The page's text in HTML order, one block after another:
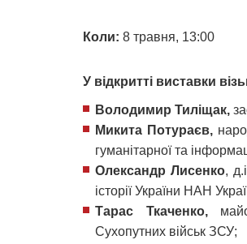
Коли: 8 травня, 13:00
У відкритті виставки
Володимир Тиліщак,
Микита Потураєв,
гуманітарної та
Олександр Лисенко,
історії України НАН
Тарас Ткаченко,
Сухопутних військ ЗСУ;